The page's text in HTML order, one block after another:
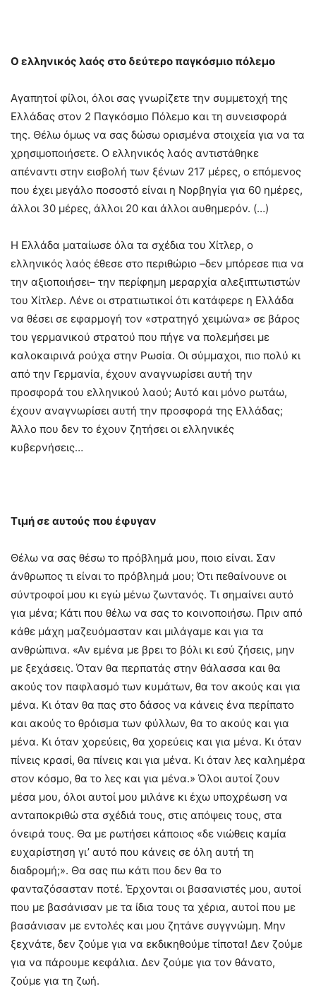
Ο ελληνικός λαός στο δεύτερο παγκόσμιο πόλεμο
Αγαπητοί φίλοι, όλοι σας γνωρίζετε την συμμετοχή της
Ελλάδας στον 2 Παγκόσμιο Πόλεμο και τη συνεισφορά
της. Θέλω όμως να σας δώσω ορισμένα στοιχεία για να τα
χρησιμοποιήσετε. Ο ελληνικός λαός αντιστάθηκε
απέναντι στην εισβολή των ξένων 217 μέρες, ο επόμενος
που έχει μεγάλο ποσοστό είναι η Νορβηγία για 60 ημέρες,
άλλοι 30 μέρες, άλλοι 20 και άλλοι αυθημερόν. (…)
Η Ελλάδα ματαίωσε όλα τα σχέδια του Χίτλερ, ο
ελληνικός λαός έθεσε στο περιθώριο –δεν μπόρεσε πια να
την αξιοποιήσει– την περίφημη μεραρχία αλεξιπτωτιστών
του Χίτλερ. Λένε οι στρατιωτικοί ότι κατάφερε η Ελλάδα
να θέσει σε εφαρμογή τον «στρατηγό χειμώνα» σε βάρος
του γερμανικού στρατού που πήγε να πολεμήσει με
καλοκαιρινά ρούχα στην Ρωσία. Οι σύμμαχοι, πιο πολύ κι
από την Γερμανία, έχουν αναγνωρίσει αυτή την
προσφορά του ελληνικού λαού; Αυτό και μόνο ρωτάω,
έχουν αναγνωρίσει αυτή την προσφορά της Ελλάδας;
Άλλο που δεν το έχουν ζητήσει οι ελληνικές
κυβερνήσεις…
Τιμή σε αυτούς που έφυγαν
Θέλω να σας θέσω το πρόβλημά μου, ποιο είναι. Σαν
άνθρωπος τι είναι το πρόβλημά μου; Ότι πεθαίνουνε οι
σύντροφοί μου κι εγώ μένω ζωντανός. Τι σημαίνει αυτό
για μένα; Κάτι που θέλω να σας το κοινοποιήσω. Πριν από
κάθε μάχη μαζευόμασταν και μιλάγαμε και για τα
ανθρώπινα. «Αν εμένα με βρει το βόλι κι εσύ ζήσεις, μην
με ξεχάσεις. Όταν θα περπατάς στην θάλασσα και θα
ακούς τον παφλασμό των κυμάτων, θα τον ακούς και για
μένα. Κι όταν θα πας στο δάσος να κάνεις ένα περίπατο
και ακούς το θρόισμα των φύλλων, θα το ακούς και για
μένα. Κι όταν χορεύεις, θα χορεύεις και για μένα. Κι όταν
πίνεις κρασί, θα πίνεις και για μένα. Κι όταν λες καλημέρα
στον κόσμο, θα το λες και για μένα.» Όλοι αυτοί ζουν
μέσα μου, όλοι αυτοί μου μιλάνε κι έχω υποχρέωση να
ανταποκριθώ στα σχέδιά τους, στις απόψεις τους, στα
όνειρά τους. Θα με ρωτήσει κάποιος «δε νιώθεις καμία
ευχαρίστηση γι’ αυτό που κάνεις σε όλη αυτή τη
διαδρομή;». Θα σας πω κάτι που δεν θα το
φανταζόσασταν ποτέ. Έρχονται οι βασανιστές μου, αυτοί
που με βασάνισαν με τα ίδια τους τα χέρια, αυτοί που με
βασάνισαν με εντολές και μου ζητάνε συγγνώμη. Μην
ξεχνάτε, δεν ζούμε για να εκδικηθούμε τίποτα! Δεν ζούμε
για να πάρουμε κεφάλια. Δεν ζούμε για τον θάνατο,
ζούμε για τη ζωή.